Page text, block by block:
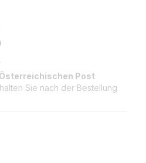
Österreichischen Post
Sie nach der Bestellung